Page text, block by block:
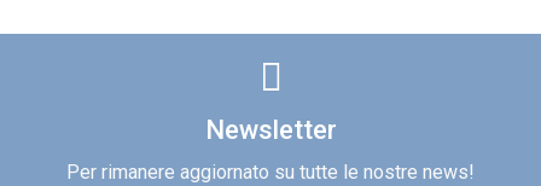
Newsletter
Per rimanere aggiornato su tutte le nostre news!